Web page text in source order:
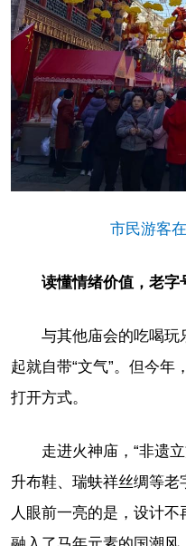
市民游客
读懂情绪价值，老字
与其他庙会的吃喝玩
起就自带“文气”。但今年
打开方式。
走进火神庙，“非遗
升布鞋、瑞蚨祥丝绸等
人眼前一亮的是，设计不